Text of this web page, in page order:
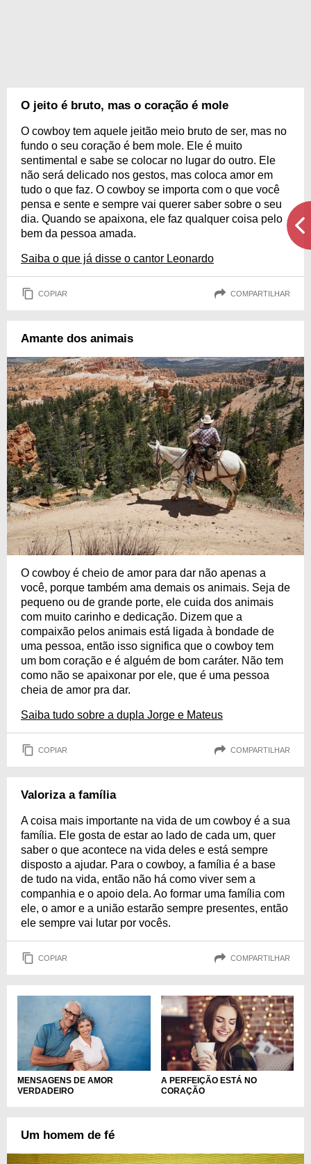
O jeito é bruto, mas o coração é mole
O cowboy tem aquele jeitão meio bruto de ser, mas no
fundo o seu coração é bem mole. Ele é muito
sentimental e sabe se colocar no lugar do outro. Ele
não será delicado nos gestos, mas coloca amor em
tudo o que faz. O cowboy se importa com o que você
pensa e sente e sempre vai querer saber sobre o seu
dia. Quando se apaixona, ele faz qualquer coisa pelo
bem da pessoa amada.
Saiba o que já disse o cantor Leonardo
COPIAR COMPARTILHAR
Amante dos animais
O cowboy é cheio de amor para dar não apenas a
você, porque também ama demais os animais. Seja de
pequeno ou de grande porte, ele cuida dos animais
com muito carinho e dedicação. Dizem que a
compaixão pelos animais está ligada à bondade de
uma pessoa, então isso significa que o cowboy tem
um bom coração e é alguém de bom caráter. Não tem
como não se apaixonar por ele, que é uma pessoa
cheia de amor pra dar.
Saiba tudo sobre a dupla Jorge e Mateus
COPIAR COMPARTILHAR
Valoriza a família
A coisa mais importante na vida de um cowboy é a sua
família. Ele gosta de estar ao lado de cada um, quer
saber o que acontece na vida deles e está sempre
disposto a ajudar. Para o cowboy, a família é a base
de tudo na vida, então não há como viver sem a
companhia e o apoio dela. Ao formar uma família com
ele, o amor e a união estarão sempre presentes, então
ele sempre vai lutar por vocês.
COPIAR COMPARTILHAR
MENSAGENS DE AMOR
VERDADEIRO
A PERFEIÇÃO ESTÁ NO
CORAÇÃO
Um homem de fé